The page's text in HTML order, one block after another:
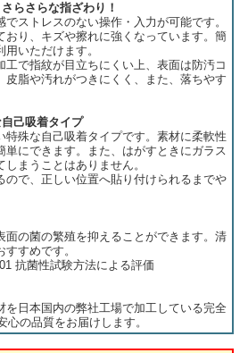
らさらな指ざわり！
ストレスのない操作・入力が可能です。
おり、キズや擦れに強くなっています。簡
いただけます。
工で指紋が目立ちにくい上、表面は防汚コ
皮脂や汚れがつきにくく、また、落ちやす
己吸着タイプ
特殊な自己吸着タイプです。素材に柔軟性
単にできます。また、はがすときにガラス
まうことはありません。
ので、正しい位置へ貼り付けられるまでや
面の菌の繁殖を抑えることができます。清
すめです。
抗菌性試験方法による評価
を日本国内の弊社工場で加工している完全
の品質をお届けします。